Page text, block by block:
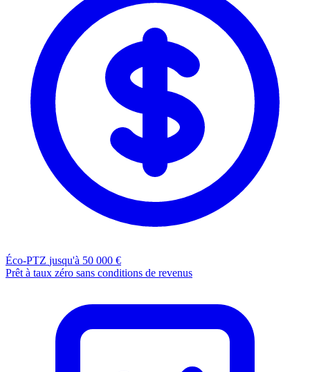
Éco-PTZ jusqu'à 50 000 €
Prêt à taux zéro sans conditions de revenus